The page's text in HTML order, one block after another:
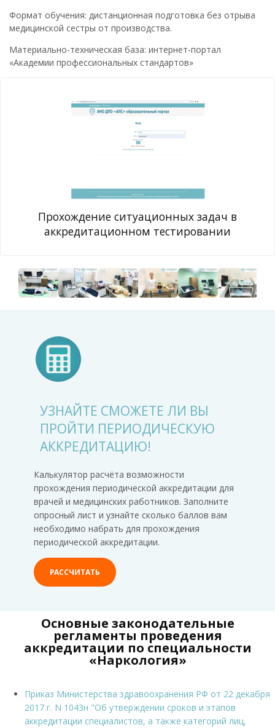
Формат обучения: дистанционная подготовка без отрыва
медицинской сестры от производства.
Материально-техническая база: интернет-портал
«Академии профессиональных стандартов»
Прохождение ситуационных задач в
аккредитационном тестировании
УЗНАЙТЕ СМОЖЕТЕ ЛИ ВЫ
ПРОЙТИ ПЕРИОДИЧЕСКУЮ
АККРЕДИТАЦИЮ!
Калькулятор расчёта возможности
прохождения периодической аккредитации для
врачей и медицинских работников. Заполните
опросный лист и узнайте сколько баллов вам
необходимо набрать для прохождения
периодической аккредитации.
РАССЧИТАТЬ
Основные законодательные
регламенты проведения
аккредитации по специальности
«Наркология»
Приказ Министерства здравоохранения РФ от 22 декабря
2017 г. N 1043н "Об утверждении сроков и этапов
аккредитации специалистов, а также категорий лиц,